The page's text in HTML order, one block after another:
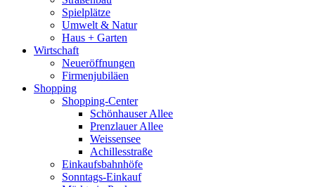
Spielplätze
Umwelt & Natur
Haus + Garten
Wirtschaft
Neueröffnungen
Firmenjubiläen
Shopping
Shopping-Center
Schönhauser Allee
Prenzlauer Allee
Weissensee
Achillesstraße
Einkaufsbahnhöfe
Sonntags-Einkauf